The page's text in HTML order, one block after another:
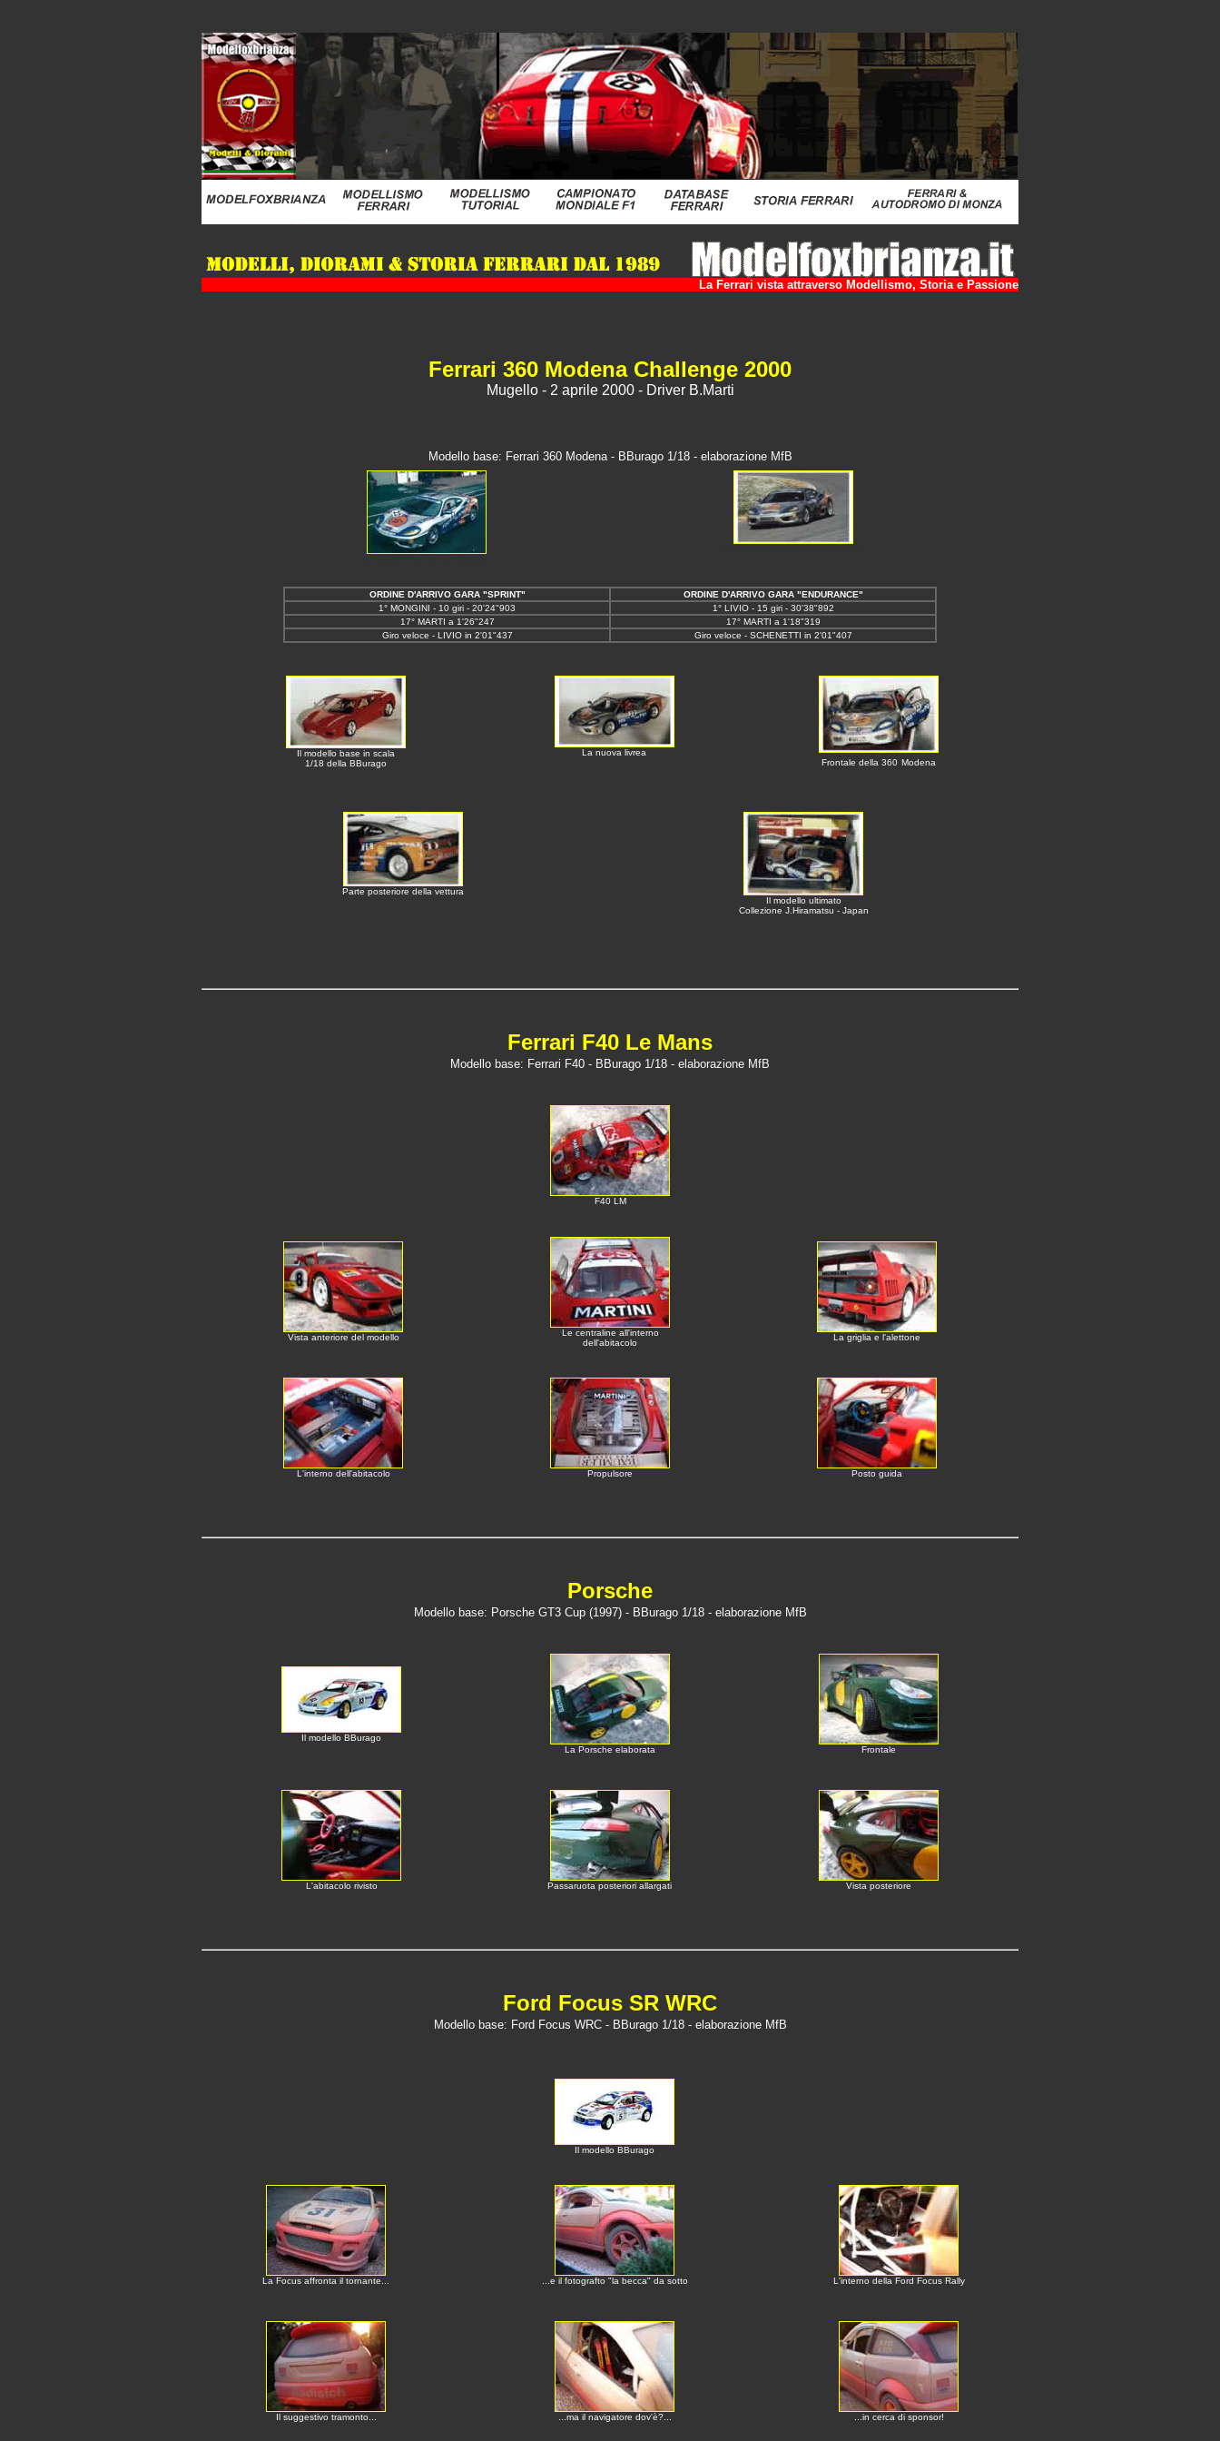
La Ferrari vista attraverso Modellismo, Storia e Passione
Ferrari 360 Modena Challenge 2000
Mugello - 2 aprile 2000 - Driver B.Marti
Modello base: Ferrari 360 Modena - BBurago 1/18 - elaborazione MfB
ORDINE D'ARRIVO GARA "SPRINT"
ORDINE D'ARRIVO GARA "ENDURANCE"
1° MONGINI - 10 giri - 20'24"903
1° LIVIO - 15 giri - 30'38"892
17° MARTI a 1'26"247
17° MARTI a 1'18"319
Giro veloce - LIVIO in 2'01"437
Giro veloce - SCHENETTI in 2'01"407
Il modello base in scala
1/18 della BBurago
La nuova livrea
Frontale della 360 Modena
Parte posteriore della vettura
Il modello ultimato
Collezione J.Hiramatsu - Japan
Ferrari F40 Le Mans
Modello base: Ferrari F40 - BBurago 1/18 - elaborazione MfB
F40 LM
Vista anteriore del modello
Le centraline all'interno
dell'abitacolo
La griglia e l'alettone
L'interno dell'abitacolo Propulsore Posto guida
Porsche
Modello base: Porsche GT3 Cup (1997) - BBurago 1/18 - elaborazione MfB
Il modello BBurago
La Porsche elaborata
Frontale
L'abitacolo rivisto Passaruota posteriori allargati Vista posteriore
Ford Focus SR WRC
Modello base: Ford Focus WRC - BBurago 1/18 - elaborazione MfB
Il modello BBurago
La Focus affronta il tornante... ...e il fotografto "la becca" da sotto L'interno della Ford Focus Rally
Il suggestivo tramonto... ...ma il navigatore dov'è?... ...in cerca di sponsor!